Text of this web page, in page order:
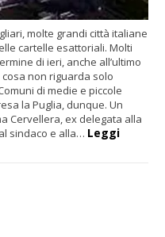
molte grandi città italiane
cartelle esattoriali. Molti
di ieri, anche all’ultimo
non riguarda solo
di medie e piccole
la Puglia, dunque. Un
Cervellera, ex delegata alla
sindaco e alla… Leggi